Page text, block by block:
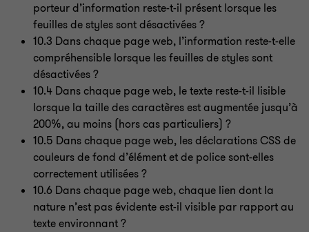
porteur d’information reste-t-il présent lorsque les
feuilles de styles sont désactivées?
10.3 Dans chaque page web, l’information reste-t-elle
compréhensible lorsque les feuilles de styles sont
désactivées?
10.4 Dans chaque page web, le texte reste-t-il lisible
lorsque la taille des caractères est augmentée jusqu’à
200%, au moins (hors cas particuliers) ?
10.5 Dans chaque page web, les déclarations CSS de
couleurs de fond d’élément et de police sont-elles
correctement utilisées?
10.6 Dans chaque page web, chaque lien dont la
nature n’est pas évidente est-il visible par rapport au
texte environnant?